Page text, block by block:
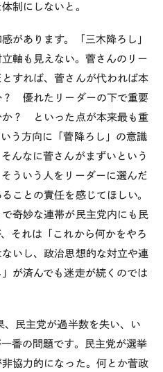
制にしないと。
があります。「三木降ろし」
軸も見えない。菅さんのリー
すれば、菅さんが代われば本
？ 優れたリーダーの下で重要
か？ といった点が本来最も重
う方向に「菅降ろし」の意識
んなに菅さんがまずいという
ういう人をリーダーに選んだ
ことの責任を感じてほしい。
奇妙な連帯が民主党内にも民
それは「これから何かをやろ
いし、政治思想的な対立や連
が済んでも迷走が続くのでは
、民主党が過半数を失い、い
番の問題です。民主党が選挙
協力的になった。何とか菅政